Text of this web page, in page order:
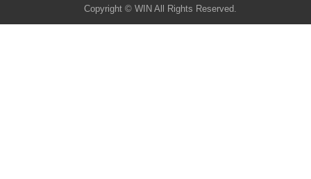
Copyright © WIN All Rights Reserved.